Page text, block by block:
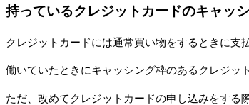
持っているクレジットカードのキャッ
クレジットカードには通常買い物をするときに支
働いていたときにキャッシング枠のあるクレジッ
ただ、改めてクレジットカードの申し込みをする